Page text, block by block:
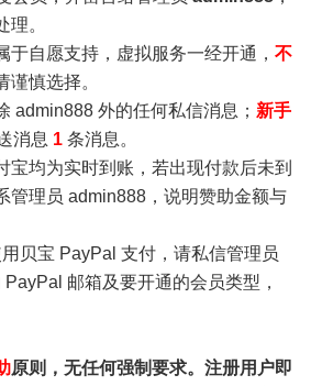
。
于自愿支持，虚拟服务一经开通， 不
谨慎选择。
admin888 外的任何私信消息； 新手
消息 1 条消息。
宝均为实时到账，若出现付款后未到
管理员 admin888，说明赞助金额与
贝宝 PayPal 支付，请私信管理员
邮箱及要开通的会员类型，
原则，无任何强制要求。注册用户即